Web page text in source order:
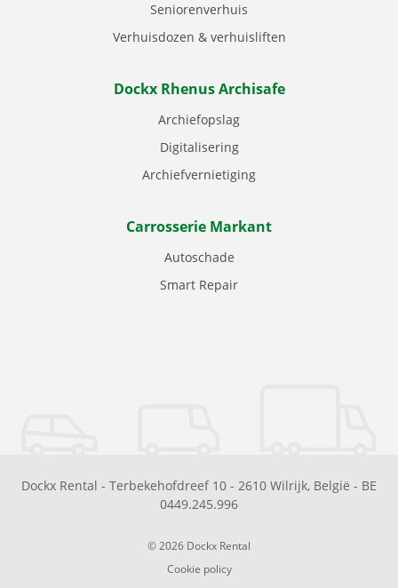
Seniorenverhuis
Verhuisdozen & verhuisliften
Dockx Rhenus Archisafe
Archiefopslag
Digitalisering
Archiefvernietiging
Carrosserie Markant
Autoschade
Smart Repair
Dockx Rental - Terbekehofdreef 10 - 2610 Wilrijk, België - BE
0449.245.996
© 2026 Dockx Rental
Cookie policy